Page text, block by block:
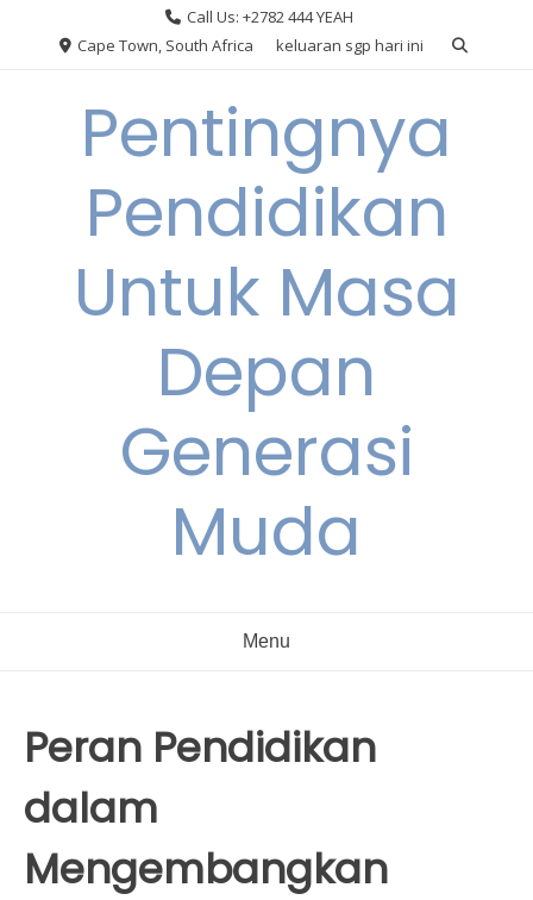
Call Us: +2782 444 YEAH
Cape Town, South Africa
keluaran sgp hari ini
Pentingnya
Pendidikan
Untuk Masa
Depan
Generasi
Muda
Menu
Peran Pendidikan
dalam
Mengembangkan